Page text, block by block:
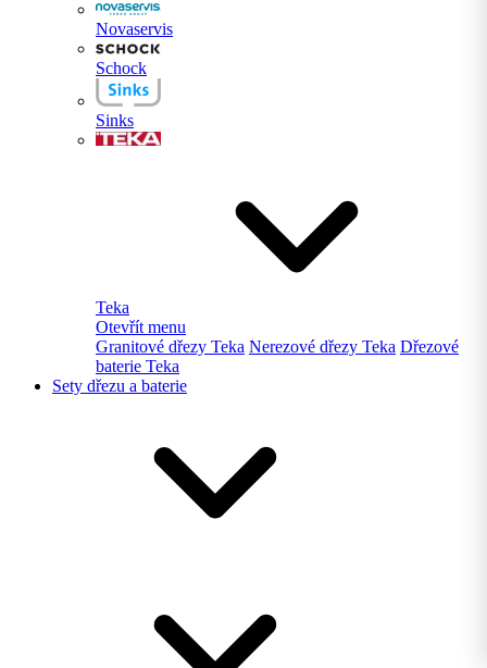
Novaservis
Schock
Sinks
Teka
Otevřít menu
Granitové dřezy Teka Nerezové dřezy Teka Dřezové
baterie Teka
Sety dřezu a baterie